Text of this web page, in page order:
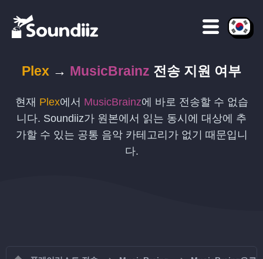
Plex → MusicBrainz 전송 지원 여부
현재 Plex에서 MusicBrainz에 바로 전송할 수 없습
니다. Soundiiz가 원본에서 읽는 동시에 대상에 추
가할 수 있는 공통 음악 카테고리가 없기 때문입니
다.